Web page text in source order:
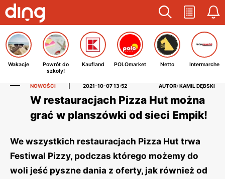
Wakacje
Powrót do
szkoły!
Kaufland POLOmarket Netto Intermarche
NOWOŚCI 2021-10-07 13:52 AUTOR: KAMIL DĘBSKI
W restauracjach Pizza Hut można
grać w planszówki od sieci Empik!
We wszystkich restauracjach Pizza Hut trwa
Festiwal Pizzy, podczas którego możemy do
woli jeść pyszne dania z oferty, jak również od